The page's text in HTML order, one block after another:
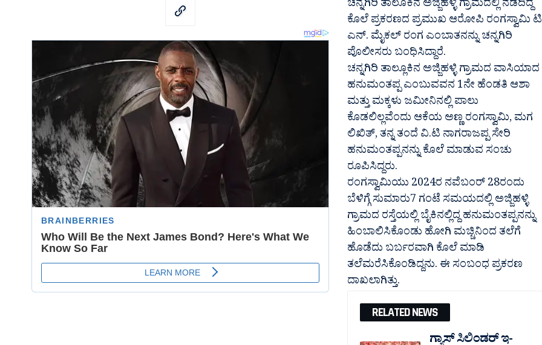
ಚನ್ನಗಿರಿ ತಾಲೂಕಿನ ಅಜ್ಜಿಹಳ್ಳಿ ಗ್ರಾಮದಲ್ಲಿ ನಡೆದಿದ್ದ
ಕೊಲೆ ಪ್ರಕರಣದ ಪ್ರಮುಖ ಆರೋಪಿ ರಂಗಸ್ವಾಮಿ
ಎನ್. ಮೈಕಲ್ ರಂಗ ಎಂಬಾತನನ್ನು ಚನ್ನಗಿರಿ
ಪೊಲೀಸರು ಬಂಧಿಸಿದ್ದಾರೆ.
ಚನ್ನಗಿರಿ ತಾಲ್ಲೂಕಿನ ಅಜ್ಜಿಹಳ್ಳಿ ಗ್ರಾಮದ ವಾಸಿಯಾದ
ಹನುಮಂತಪ್ಪ ಎಂಬುವವನ 1ನೇ ಹೆಂಡತಿ ಆಶಾ
ಮತ್ತು ಮಕ್ಕಳು ಜಮೀನಿನಲ್ಲಿ ಪಾಲು
ಕೊಡಲಿಲ್ಲವೆಂದು ಆಕೆಯ ಅಣ್ಣ ರಂಗಸ್ವಾಮಿ, ಮಗ
ಲಿಖಿತ್, ತನ್ನ ತಂದೆ ವಿ.ಟಿ ನಾಗರಾಜಪ್ಪ ಸೇರಿ
ಹನುಮಂತಪ್ಪನನ್ನು ಕೊಲೆ ಮಾಡುವ ಸಂಚು
ರೂಪಿಸಿದ್ದರು.
ರಂಗಸ್ವಾಮಿಯು 2024ರ ನವೆಬಂರ್ 28ರಂದು
ಬೆಳಿಗ್ಗೆ ಸುಮಾರು7 ಗಂಟೆ ಸಮಯದಲ್ಲಿ ಅಜ್ಜಿಹಳ್ಳಿ
ಗ್ರಾಮದ ರಸ್ತೆಯಲ್ಲಿ ಬೈಕಿನಲ್ಲಿದ್ದ ಹನುಮಂತಪ್ಪನನ್ನು
ಹಿಂಬಾಲಿಸಿಕೊಂಡು ಹೋಗಿ ಮಚ್ಚಿನಿಂದ ತಲೆಗೆ
ಹೊಡೆದು ಬರ್ಬರವಾಗಿ ಕೊಲೆ ಮಾಡಿ
ತಲೆಮರೆಸಿಕೊಂಡಿದ್ದನು. ಈ ಸಂಬಂಧ ಪ್ರಕರಣ
ದಾಖಲಾಗಿತ್ತು.
RELATED NEWS
ಗ್ಯಾಸ್ ಸಿಲಿಂಡರ್ ಇ-